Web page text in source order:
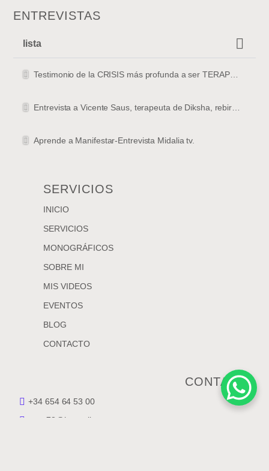
ENTREVISTAS
lista
Testimonio de la CRISIS más profunda a ser TERAPEUTA
Entrevista a Vicente Saus, terapeuta de Diksha, rebirthing y masajista en Valencia
Aprende a Manifestar-Entrevista Midalia tv.
SERVICIOS
INICIO
SERVICIOS
MONOGRÁFICOS
SOBRE MI
MIS VIDEOS
EVENTOS
BLOG
CONTACTO
CONTACTO
+34 654 64 53 00
saus78@hotmail.com